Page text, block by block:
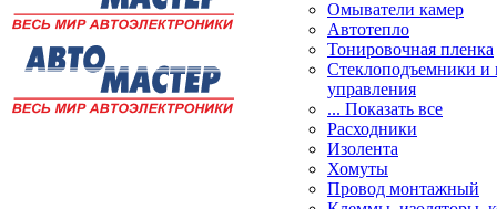
Омыватели камер
Автотепло
Тонировочная пленка
Стеклоподъемники и
управления
... Показать все
Расходники
Изолента
Хомуты
Провод монтажный